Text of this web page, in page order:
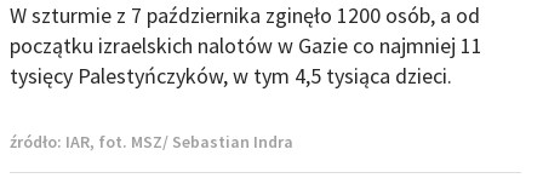
W szturmie z 7 października zginęło 1200 osób, a od
początku izraelskich nalotów w Gazie co najmniej 11
tysięcy Palestyńczyków, w tym 4,5 tysiąca dzieci.
źródło: IAR, fot. MSZ/ Sebastian Indra